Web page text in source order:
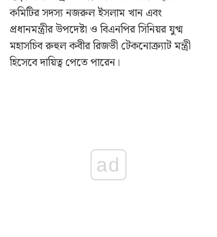
কমিটির সদস্য নজরুল ইসলাম খান এবং
প্রধানমন্ত্রীর উপদেষ্টা ও বিএনপির সিনিয়র যুগ্ম
মহাসচিব রুহুল কবীর রিজভী টেকনোক্র্যাট মন্ত্রী
হিসেবে দায়িত্ব পেতে পারেন।
ad